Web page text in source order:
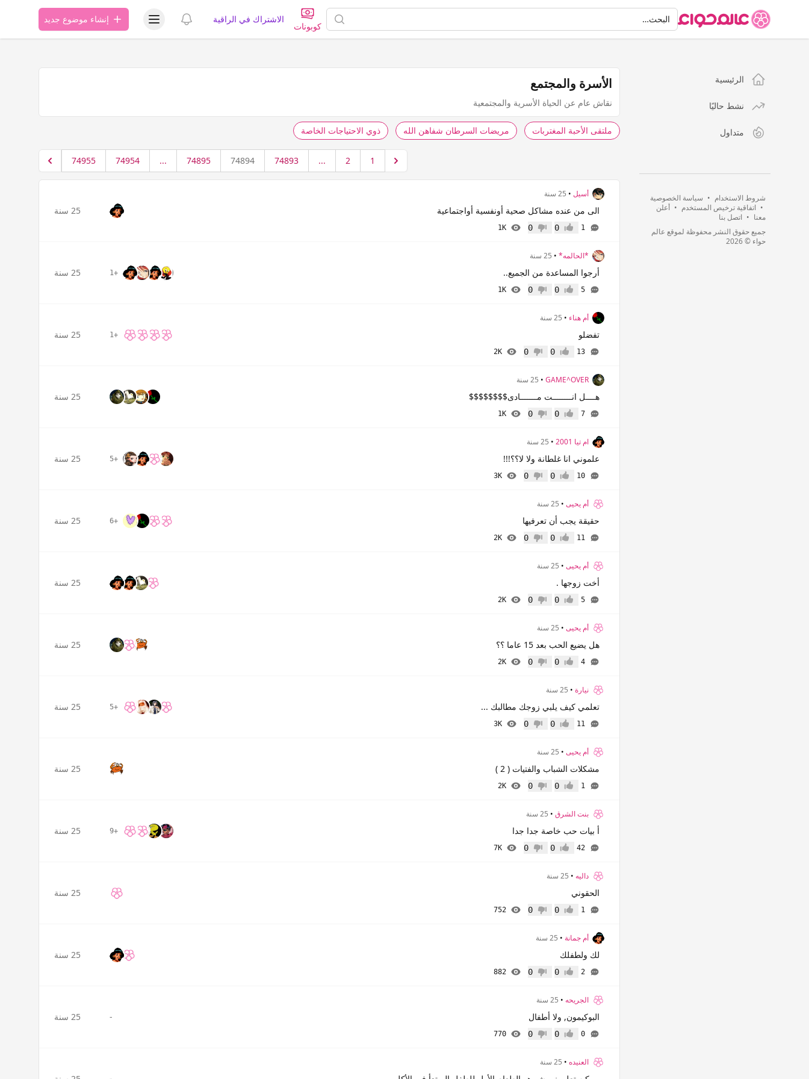
البحثالبحث…
كوبونات
الاشتراك في الراقية عرض الإشعاراتعرض قائمة المستخدمإنشاء موضوع جديد
الرئيسية
نشط حاليًا
متداول
شروط الاستخدام • سياسة الخصوصية
• اتفاقية ترخيص المستخدم • أعلن
معنا • اتصل بنا
جميع حقوق النشر محفوظة لموقع عالم
حواء © 2026
الأسرة والمجتمع
نقاش عام عن الحياة الأسرية والمجتمعية
ملتقى الأحبة المغتربات مريضات السرطان شفاهن الله ذوي الاحتياجات الخاصة
1
2
...
74893
74894
74895
...
74954
74955
أسيل• 25 سنة
الى من عنده مشاكل صحية أونفسية أواجتماعية
1 إعجاب0 عدم إعجاب
0
1K
25 سنة
*الحالمه*• 25 سنة
أرجوا المساعدة من الجميع..
5 إعجاب0 عدم إعجاب
0
1K
+1 25 سنة
أم هناء • 25 سنة
تفضلو
13 إعجاب0 عدم إعجاب
0
2K
+1 25 سنة
GAME^OVER
• 25 سنة
هــــل انــــــــت مـــــــادى$$$$$$$$
7 إعجاب0 عدم إعجاب
0
1K
25 سنة
ام تيا 2001 • 25 سنة
علموني انا غلطانة ولا لا؟؟!!!
10 إعجاب0 عدم إعجاب
0
3K
+5 25 سنة
أم يحيى• 25 سنة
حقيقة يجب أن تعرفيها
11 إعجاب0 عدم إعجاب
0
2K
+6 25 سنة
أم يحيى• 25 سنة
أخت زوجها .
5 إعجاب0 عدم إعجاب
0
2K
25 سنة
أم يحيى• 25 سنة
هل يضيع الحب بعد 15 عاما ؟؟
4 إعجاب0 عدم إعجاب
0
2K
25 سنة
نيارة• 25 سنة
تعلمي كيف يلبي زوجك مطالبك ...
11 إعجاب0 عدم إعجاب
0
3K
+5 25 سنة
أم يحيى• 25 سنة
مشكلات الشباب والفتيات ( 2 )
1 إعجاب0 عدم إعجاب
0
2K
25 سنة
بنت الشرق• 25 سنة
أ بيات حب خاصة جدا جدا
42 إعجاب0 عدم إعجاب
0
7K
+9 25 سنة
داليه • 25 سنة
الحقوني
1 إعجاب0 عدم إعجاب
0
752
25 سنة
أم جمانة • 25 سنة
لك ولطفلك
2 إعجاب0 عدم إعجاب
0
882
25 سنة
الجريحه • 25 سنة
البوكيمون, ولا أطفال
0 إعجاب0 عدم إعجاب
0
770
- 25 سنة
العنيده• 25 سنة